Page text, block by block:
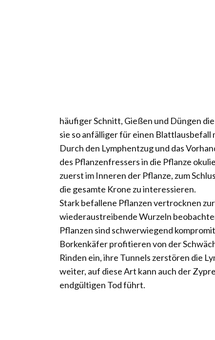
häufiger Schnitt, Gießen und Düngen
sie so anfälliger für einen Blattlausbefall
Durch den Lymphentzug und das
des Pflanzenfressers in die Pflanze
zuerst im Inneren der Pflanze, zum
die gesamte Krone zu interessieren.
Stark befallene Pflanzen vertrocknen
wiederaustreibende Wurzeln
Pflanzen sind schwerwiegend
Borkenkäfer profitieren von der
Rinden ein, ihre Tunnels zerstören die
weiter, auf diese Art kann auch der
endgültigen Tod führt.